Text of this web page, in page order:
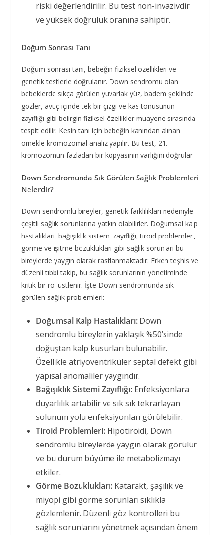
riski değerlendirilir. Bu test non-invazivdir
ve yüksek doğruluk oranına sahiptir.
Doğum Sonrası Tanı
Doğum sonrası tanı, bebeğin fiziksel özellikleri ve
genetik testlerle doğrulanır. Down sendromu olan
bebeklerde sıkça görülen yuvarlak yüz, badem şeklinde
gözler, avuç içinde tek bir çizgi ve kas tonusunun
zayıflığı gibi belirgin fiziksel özellikler muayene sırasında
tespit edilir. Kesin tanı için bebeğin kanından alınan
örnekle kromozomal analiz yapılır. Bu test, 21.
kromozomun fazladan bir kopyasının varlığını doğrular.
Down Sendromunda Sık Görülen Sağlık Problemleri
Nelerdir?
Down sendromlu bireyler, genetik farklılıkları nedeniyle
çeşitli sağlık sorunlarına yatkın olabilirler. Doğumsal kalp
hastalıkları, bağışıklık sistemi zayıflığı, tiroid problemleri,
görme ve işitme bozuklukları gibi sağlık sorunları bu
bireylerde yaygın olarak rastlanmaktadır. Erken teşhis ve
düzenli tıbbi takip, bu sağlık sorunlarının yönetiminde
kritik bir rol üstlenir. İşte Down sendromunda sık
görülen sağlık problemleri:
Doğumsal Kalp Hastalıkları:Down
sendromlu bireylerin yaklaşık %50’sinde
doğuştan kalp kusurları bulunabilir.
Özellikle atriyoventriküler septal defekt gibi
yapısal anomaliler yaygındır.
Bağışıklık Sistemi Zayıflığı:Enfeksiyonlara
duyarlılık artabilir ve sık sık tekrarlayan
solunum yolu enfeksiyonları görülebilir.
Tiroid Problemleri:Hipotiroidi, Down
sendromlu bireylerde yaygın olarak görülür
ve bu durum büyüme ile metabolizmayı
etkiler.
Görme Bozuklukları:Katarakt, şaşılık ve
miyopi gibi görme sorunları sıklıkla
gözlemlenir. Düzenli göz kontrolleri bu
sağlık sorunlarını yönetmek açısından önem